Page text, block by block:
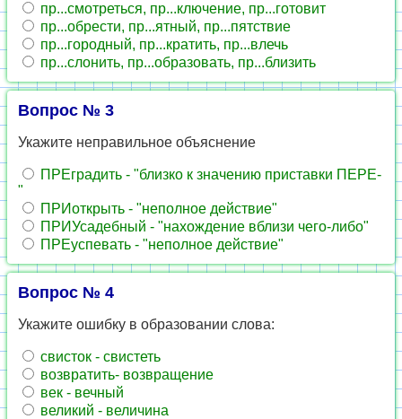
пр...смотреться, пр...ключение, пр...готовит
пр...обрести, пр...ятный, пр...пятствие
пр...городный, пр...кратить, пр...влечь
пр...слонить, пр...образовать, пр...близить
Вопрос № 3
Укажите неправильное объяснение
ПРЕградить - "близко к значению приставки ПЕРЕ-
"
ПРИоткрыть - "неполное действие"
ПРИУсадебный - "нахождение вблизи чего-либо"
ПРЕуспевать - "неполное действие"
Вопрос № 4
Укажите ошибку в образовании слова:
свисток - свистеть
возвратить- возвращение
век - вечный
великий - величина